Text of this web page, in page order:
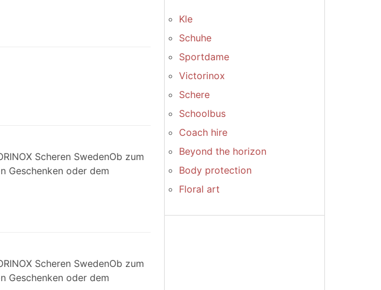
Scheren SwedenOb zum
Geschenken oder dem
Scheren SwedenOb zum
Geschenken oder dem
Kle
Schuhe
Sportdame
Victorinox
Schere
Schoolbus
Coach hire
Beyond the horizon
Body protection
Floral art